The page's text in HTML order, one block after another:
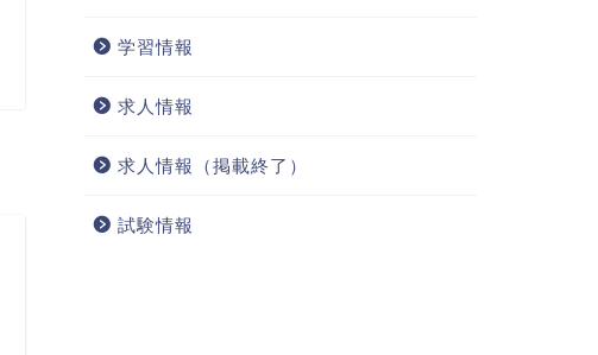
学習情報
求人情報
求人情報（掲載終了）
試験情報